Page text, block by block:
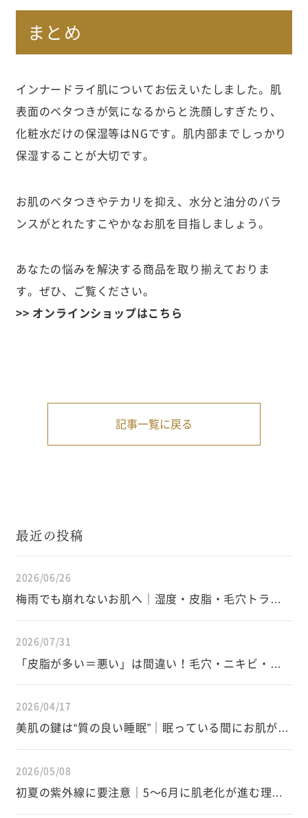
まとめ
インナードライ肌についてお伝えいたしました。肌
表面のベタつきが気になるからと洗顔しすぎたり、
化粧水だけの保湿等はNGです。肌内部までしっかり
保湿することが大切です。
お肌のベタつきやテカリを抑え、水分と油分のバラ
ンスがとれたすこやかなお肌を目指しましょう。
あなたの悩みを解決する商品を取り揃えておりま
す。ぜひ、ご覧ください。
>> オンラインショップはこちら
記事一覧に戻る
最近の投稿
2026/06/26
梅雨でも崩れないお肌へ｜湿度・皮脂・毛穴トラブ
2026/07/31
「皮脂が多い＝悪い」は間違い！毛穴・ニキビ・イ
2026/04/17
美肌の鍵は“質の良い睡眠”｜眠っている間にお肌が変
2026/05/08
初夏の紫外線に要注意｜5〜6月に肌老化が進む理由